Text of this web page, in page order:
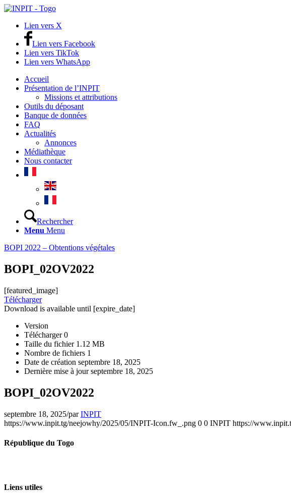
Lien vers X
Lien vers Facebook
Lien vers TikTok
Lien vers WhatsApp
Accueil
Présentation de l’INPIT
Missions et attributions
Outils du déposant
Banque de données
FAQ
Actualités
Annonces
Médiathèque
Nous contacter
Rechercher
Menu Menu
BOPI 2022 – Obtentions végétales
BOPI_02OV2022
[featured_image]
Télécharger
Download is available until [expire_date]
Version
Télécharger0
Taille du fichier 1.12 MB
Nombre de fichiers 1
Date de création septembre 18, 2025
Dernière mise à jourseptembre 18, 2025
BOPI_02OV2022
septembre 18, 2025/parINPIT
https://www.inpit.tg/neejowhy/2025/05/INPIT-Icon.fw_.png 0 0 INPIT https://
République du Togo
Liens utiles